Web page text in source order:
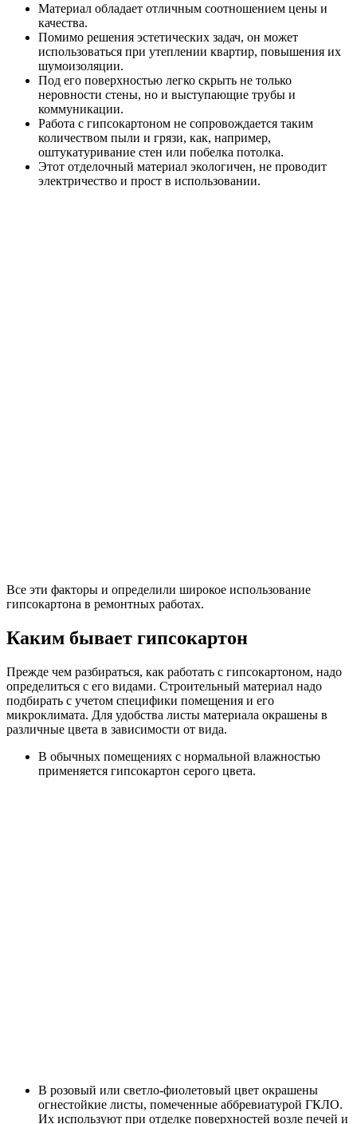
Материал обладает отличным соотношением цены и
качества.
Помимо решения эстетических задач, он может
использоваться при утеплении квартир, повышения их
шумоизоляции.
Под его поверхностью легко скрыть не только
неровности стены, но и выступающие трубы и
коммуникации.
Работа с гипсокартоном не сопровождается таким
количеством пыли и грязи, как, например,
оштукатуривание стен или побелка потолка.
Этот отделочный материал экологичен, не проводит
электричество и прост в использовании.
Все эти факторы и определили широкое использование
гипсокартона в ремонтных работах.
Каким бывает гипсокартон
Прежде чем разбираться, как работать с гипсокартоном, надо
определиться с его видами. Строительный материал надо
подбирать с учетом специфики помещения и его
микроклимата. Для удобства листы материала окрашены в
различные цвета в зависимости от вида.
В обычных помещениях с нормальной влажностью
применяется гипсокартон серого цвета.
В розовый или светло-фиолетовый цвет окрашены
огнестойкие листы, помеченные аббревиатурой ГКЛО.
Их используют при отделке поверхностей возле печей и